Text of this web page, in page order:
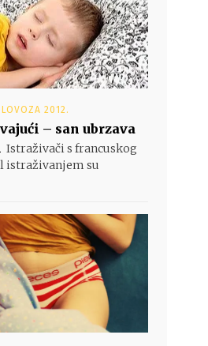
2012.
– san ubrzava
Istraživači s francuskog
istraživanjem su